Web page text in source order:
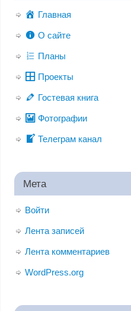
Главная
О сайте
Планы
Проекты
Гостевая книга
Фотографии
Телеграм канал
Мета
Войти
Лента записей
Лента комментариев
WordPress.org